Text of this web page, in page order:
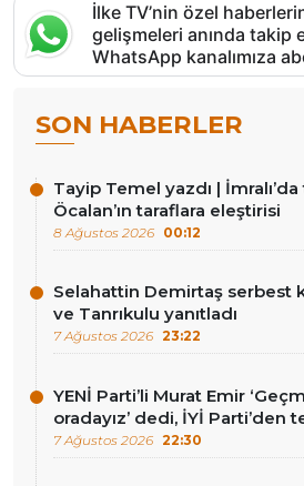
İlke TV’nin özel
gelişmeleri anında takip
WhatsApp kanalımıza
SON HABERLER
Tayip Temel yazdı |
Öcalan’ın taraflara eleştirisi
8 Ağustos 2026 00:12
Selahattin Demirtaş serbest
ve Tanrıkulu yanıtladı
7 Ağustos 2026 23:22
YENİ Parti’li Murat Emir
oradayız’ dedi, İYİ Parti’den
7 Ağustos 2026 22:30